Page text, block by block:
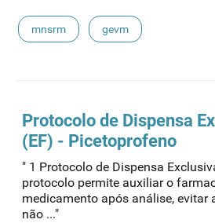
mnsrm gevm
Protocolo de Dispensa
(EF) - Picetoprofeno
" 1 Protocolo de Dispensa
protocolo permite auxiliar o
medicamento após análise, evitar
não ..."